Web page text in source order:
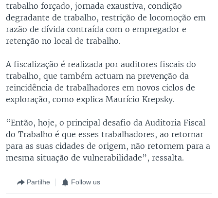
trabalho forçado, jornada exaustiva, condição
degradante de trabalho, restrição de locomoção em
razão de dívida contraída com o empregador e
retenção no local de trabalho.
A fiscalização é realizada por auditores fiscais do
trabalho, que também actuam na prevenção da
reincidência de trabalhadores em novos ciclos de
exploração, como explica Maurício Krepsky.
“Então, hoje, o principal desafio da Auditoria Fiscal
do Trabalho é que esses trabalhadores, ao retornar
para as suas cidades de origem, não retornem para a
mesma situação de vulnerabilidade”, ressalta.
Partilhe Follow us